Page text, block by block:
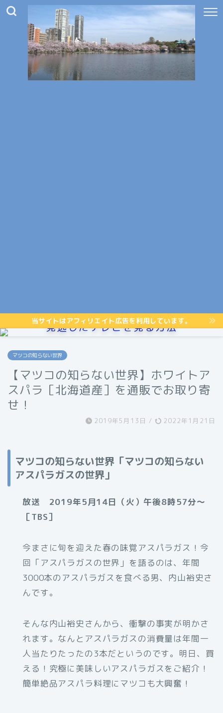
当サイトはアフィリエイト広告を利用しています。
見逃したテレビを見る方法
マツコの知らない世界
【マツコの知らない世界】ホワイトア
スパラ［北海道産］を通販でお取り寄
せ！
2019年5月13日 / 2022年1月21日
マツコの知らない世界「マツコの知らない
アスパラガスの世界」
放送 2019年5月14日（火）午後8時57分～
［TBS］
今まさに旬を迎えた春の味覚アスパラガス！今
回「アスパラガスの世界」を語るのは、年間
3000本のアスパラガスを食べる男、内山裕史さ
んです。
そんな内山裕史さんから、衝撃の事実が明かさ
れます。なんとアスパラガスの消費量は年間一
人当たりたったの3本だというのです。明日、買
える！究極に美味しいアスパラガスをご紹介！
簡単絶品アスパラ料理にマツコも大興奮！